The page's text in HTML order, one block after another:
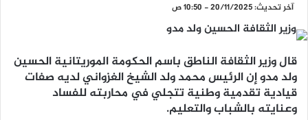
آخر تحديث: 20/11/2025 - 10:50 ص
قال وزير الثقافة الناطق باسم الحكومة الموريتانية الحسين
ولد مدو إن الرئيس محمد ولد الشيخ الغزواني لديه صفات
قيادية تقدمية وطنية تتجلي في محاربته للفساد
وعنايته بالشباب والتعليم.